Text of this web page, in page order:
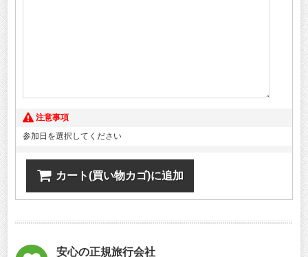
注意事項
参加日を選択してください
カート(買い物カゴ)に追加
安心の正規旅行会社